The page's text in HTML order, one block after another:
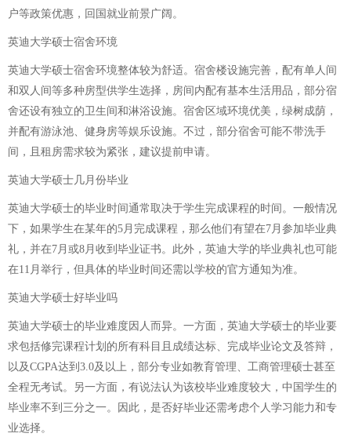
户等政策优惠，回国就业前景广阔。
英迪大学硕士宿舍环境
英迪大学硕士宿舍环境整体较为舒适。宿舍楼设施完善，配有单人间
和双人间等多种房型供学生选择，房间内配有基本生活用品，部分宿
舍还设有独立的卫生间和淋浴设施。宿舍区域环境优美，绿树成荫，
并配有游泳池、健身房等娱乐设施。不过，部分宿舍可能不带洗手
间，且租房需求较为紧张，建议提前申请。
英迪大学硕士几月份毕业
英迪大学硕士的毕业时间通常取决于学生完成课程的时间。一般情况
下，如果学生在某年的5月完成课程，那么他们有望在7月参加毕业典
礼，并在7月或8月收到毕业证书。此外，英迪大学的毕业典礼也可能
在11月举行，但具体的毕业时间还需以学校的官方通知为准。
英迪大学硕士好毕业吗
英迪大学硕士的毕业难度因人而异。一方面，英迪大学硕士的毕业要
求包括修完课程计划的所有科目且成绩达标、完成毕业论文及答辩，
以及CGPA达到3.0及以上，部分专业如教育管理、工商管理硕士甚至
全程无考试。另一方面，有说法认为该校毕业难度较大，中国学生的
毕业率不到三分之一。因此，是否好毕业还需考虑个人学习能力和专
业选择。